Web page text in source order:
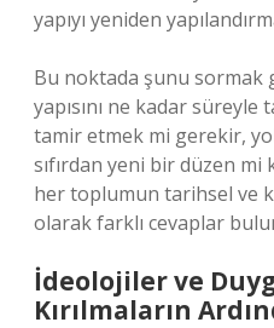
yapıyı yeniden
Bu noktada şunu sormak
yapısını ne kadar süreyle
tamir etmek mi gerekir,
sıfırdan yeni bir düzen mi
her toplumun tarihsel ve
olarak farklı cevaplar
İdeolojiler ve
Kırılmaların